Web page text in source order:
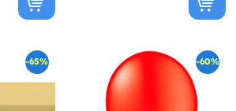
-65% -60%